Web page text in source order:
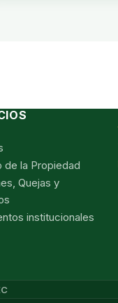
de la Propiedad
Quejas y
institucionales